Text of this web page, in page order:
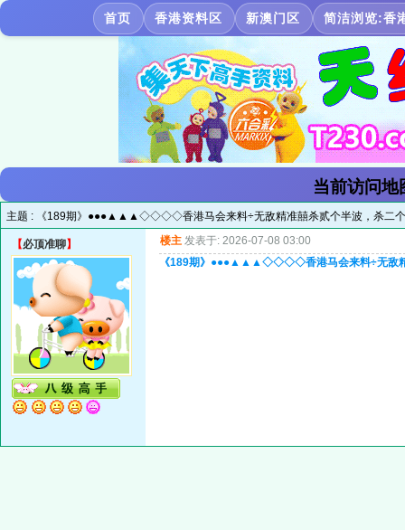
首页 香港资料区 新澳门区 简洁浏览:香
当前访问地
主题 : 《189期》●●●▲▲▲◇◇◇◇香港马会来料÷无敌精准囍杀贰个半波，杀二个
【必顶准聊】 楼主 发表于: 2026-07-08 03:00
《189期》●●●▲▲▲◇◇◇◇香港马会来料÷无敌精